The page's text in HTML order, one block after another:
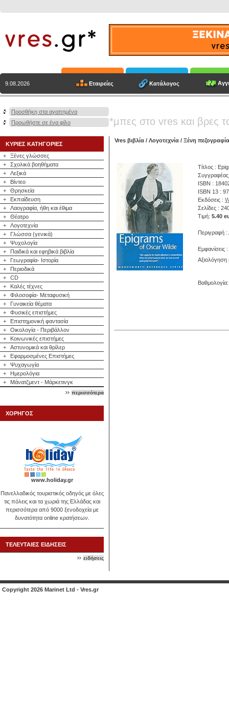
9.08.2026 Εταιρείες Κατάλογος
Προσθήκη στα αγαπημένα
Προωθήστε σε ένα φίλο
*μπες στο vres και βρες
ΚΥΡΙΕΣ ΚΑΤΗΓΟΡΙΕΣ
+
Ξένες γλώσσες
+
Σχολικά βοηθήματα
+
Λεξικά
+
Βίντεο
+
Θρησκεία
+
Εκπαίδευση
+
Λαογραφία, ήθη και έθιμα
+
Θέατρο
+
Λογοτεχνία
+
Γλώσσα (γενικά)
+
Ψυχολογία
+
Παιδικά και εφηβικά βιβλία
+
Γεωγραφία- Ιστορία
+
Περιοδικά
+
CD
+
Καλές τέχνες
+
Φιλοσοφία- Μεταφυσική
+
Γυναικεία θέματα
+
Φυσικές επιστήμες
+
Επιστημονική φαντασία
+
Οικολογία - Περιβάλλον
+
Κοινωνικές επιστήμες
+
Αστυνομικά και θρίλερ
+
Εφαρμοσμένες Επιστήμες
+
Ψυχαγωγία
+
Ημερολόγια
+
Μάνατζμεντ - Μάρκετινγκ
περισσότερα
ΧΟΡΗΓΟΣ
www.holiday.gr
Πανελλαδικός τουριστικός οδηγός με όλες
τις πόλεις και τα χωριά της Ελλάδας και
περισσότερα από 9000 ξενοδοχεία με
δυνατότητα online κρατήσεων.
ΤΕΛΕΥΤΑΙΕΣ ΕΙΔΗΣΕΙΣ
ειδήσεις
Vres βιβλία / Λογοτεχνία / Ξένη πεζογραφία
Τίτλος :
ISBN :
ISBN 13 :
Εκδόσεις :
Σελίδες :
Τιμή: 5.40
Περιγραφή :
Εμφανίσεις
Αξιολόγηση
Copyright 2026 Marinet Ltd - Vres.gr